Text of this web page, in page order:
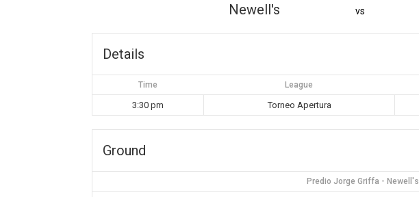
Newell's vs
Details
Time League
3:30 pm Torneo Apertura
Ground
Predio Jorge Griffa - Newell's